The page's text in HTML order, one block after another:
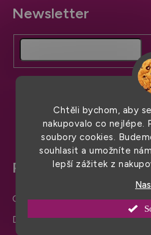
Chtěli bychom, aby
nakupovalo co nejlépe.
soubory cookies.
souhlasit a umožníte
lepší zážitek z
Z
á
a
t
Pro snadný nákup
Obchodní podmínky
Doprava a platba